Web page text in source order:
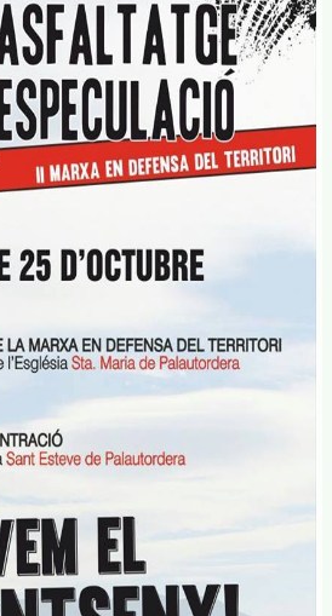
Sta.
Ma
de
Palautordera
contra
els
al
del